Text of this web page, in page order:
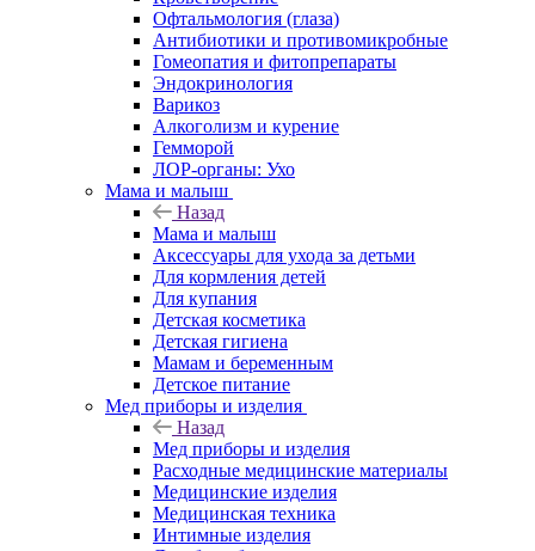
Офтальмология (глаза)
Антибиотики и противомикробные
Гомеопатия и фитопрепараты
Эндокринология
Варикоз
Алкоголизм и курение
Гемморой
ЛОР-органы: Ухо
Мама и малыш
Назад
Мама и малыш
Аксессуары для ухода за детьми
Для кормления детей
Для купания
Детская косметика
Детская гигиена
Мамам и беременным
Детское питание
Мед приборы и изделия
Назад
Мед приборы и изделия
Расходные медицинские материалы
Медицинские изделия
Медицинская техника
Интимные изделия